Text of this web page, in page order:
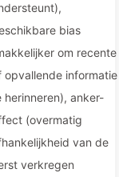
bias
om recente
opvallende informatie
herinneren), anker-
(overmatig
van de
verkregen